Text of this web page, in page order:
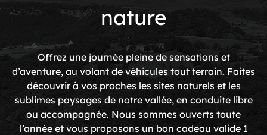
nature
Offrez une journée pleine de sensations et
d’aventure, au volant de véhicules tout terrain. Faites
découvrir à vos proches les sites naturels et les
sublimes paysages de notre vallée, en conduite libre
ou accompagnée. Nous sommes ouverts toute
l’année et vous proposons un bon cadeau valide 1